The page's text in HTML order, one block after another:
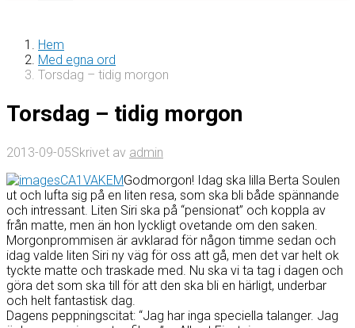
Hem
Med egna ord
Torsdag – tidig morgon
Torsdag – tidig morgon
2013-09-05Skrivet av admin
Godmorgon! Idag ska lilla Berta Soulen
ut och lufta sig på en liten resa, som ska bli både spännande
och intressant. Liten Siri ska på “pensionat” och koppla av
från matte, men än hon lyckligt ovetande om den saken.
Morgonprommisen är avklarad för någon timme sedan och
idag valde liten Siri ny väg för oss att gå, men det var helt ok
tyckte matte och traskade med. Nu ska vi ta tag i dagen och
göra det som ska till för att den ska bli en härligt, underbar
och helt fantastisk dag.
Dagens peppningscitat: “Jag har inga speciella talanger. Jag